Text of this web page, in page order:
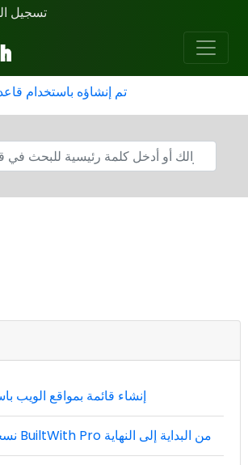
تسجيل
تم إنشاؤه باستخدام
إنشاء قائمة بمواقع الويب
نسخة تجريبية من BuiltWith Pro من البداية إلى النهاية